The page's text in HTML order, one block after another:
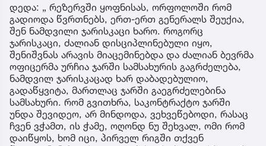
დედა: „ რეზერვში ყოფნისას, ორფოლოში რომ
გადიოდა წვრთნებს, ერთ-ერთ გენერალს შეუქია,
შენ ნამდვილი ჯარისკაცი ხარო. როგორც
ჯარისკაცი, ძალიან დისციპლინებული იყო,
შენიშვნას არავის მიაცემინებდა და ძალიან ბევრმა
ოფიცერმა ურჩია ჯარში სამსახურის გაგრძელება,
ნამდვილ ჯარისკაცად ხარ დაბადებულიო,
გადაწყვიტა, მართლაც ჯარში გაეგრძელებინა
სამსახური. რომ გვითხრა, საკონტრაქტო ჯარში
უნდა შევიდეო, არ მინდოდა, ვეხვეწებოდი, რასაც
ჩვენ ვჭამთ, ის ჭამე, ოღონდ ნუ შეხვალ, ომი რომ
დაიწყოს, ხომ იცი, პირველ რიგში თქვენ